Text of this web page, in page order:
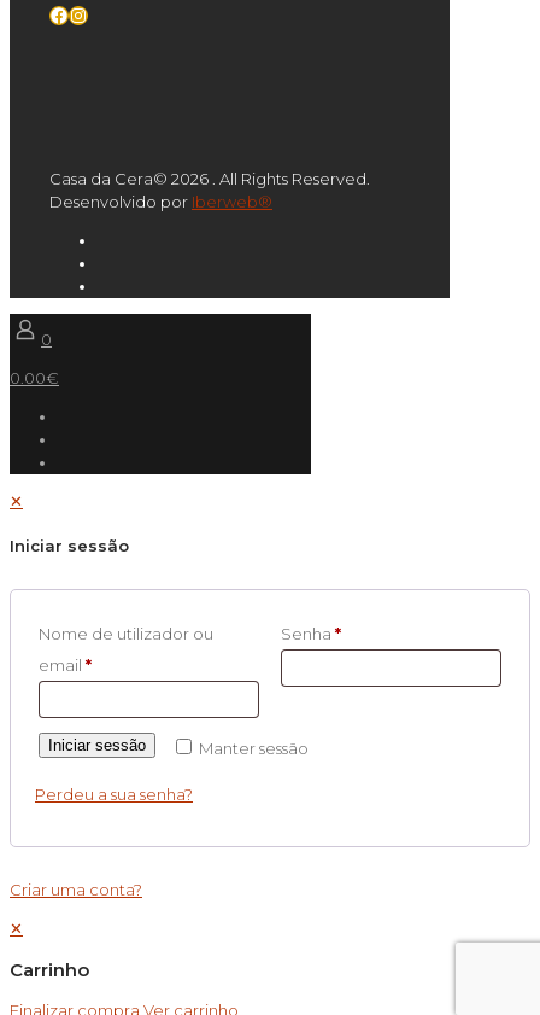
Facebook
Instagram
Casa da Cera© 2026 . All Rights Reserved.
Desenvolvido por Iberweb®
0
0.00€
✕
Iniciar sessão
Nome de utilizador ou
email *
Senha *
Manter sessão
Iniciar sessão
Perdeu a sua senha?
Criar uma conta?
✕
Carrinho
Finalizar compra Ver carrinho